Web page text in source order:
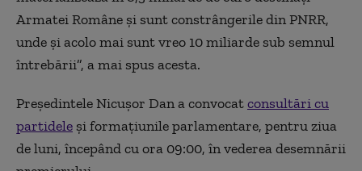
Armatei Române și sunt constrângerile din PNRR,
unde și acolo mai sunt vreo 10 miliarde sub semnul
întrebării”, a mai spus acesta.
Preşedintele Nicuşor Dan a convocatconsultări cu
partidele şi formaţiunile parlamentare, pentru ziua
de luni, începând cu ora 09:00, în vederea desemnării